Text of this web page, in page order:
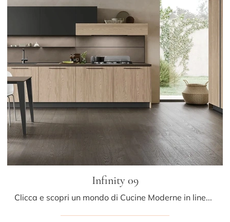
Infinity 09
Clicca e scopri un mondo di Cucine Moderne in linea: la cucina Infinity 09 Stosa in legno ti aspetta!